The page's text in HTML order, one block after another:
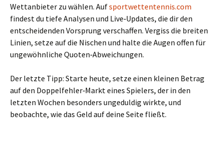
Wettanbieter zu wählen. Aufsportwettentennis.com
findest du tiefe Analysen und Live‑Updates, die dir den
entscheidenden Vorsprung verschaffen. Vergiss die breiten
Linien, setze auf die Nischen und halte die Augen offen für
ungewöhnliche Quoten‑Abweichungen.
Der letzte Tipp: Starte heute, setze einen kleinen Betrag
auf den Doppelfehler‑Markt eines Spielers, der in den
letzten Wochen besonders ungeduldig wirkte, und
beobachte, wie das Geld auf deine Seite fließt.